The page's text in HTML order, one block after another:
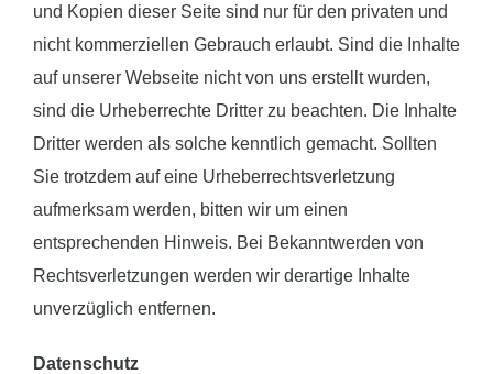
und Kopien dieser Seite sind nur für den privaten und
nicht kommerziellen Gebrauch erlaubt. Sind die Inhalte
auf unserer Webseite nicht von uns erstellt wurden,
sind die Urheberrechte Dritter zu beachten. Die Inhalte
Dritter werden als solche kenntlich gemacht. Sollten
Sie trotzdem auf eine Urheberrechtsverletzung
aufmerksam werden, bitten wir um einen
entsprechenden Hinweis. Bei Bekanntwerden von
Rechtsverletzungen werden wir derartige Inhalte
unverzüglich entfernen.
Datenschutz